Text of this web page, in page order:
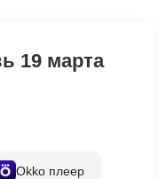
19 марта
Okko плеер